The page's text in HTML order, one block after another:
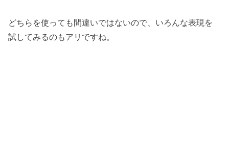
どちらを使っても間違いではないので、いろんな表現を
試してみるのもアリですね。